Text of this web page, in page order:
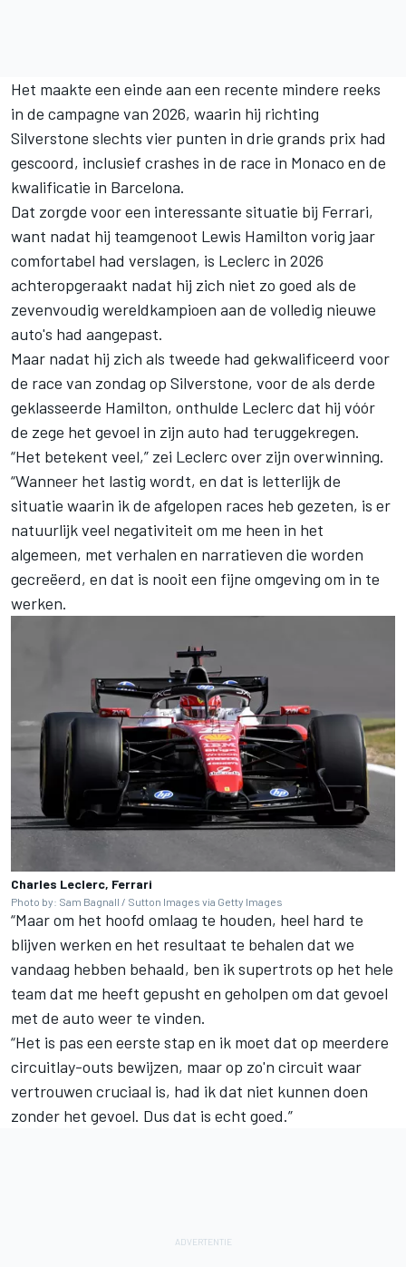
Het maakte een einde aan een recente mindere reeks
in de campagne van 2026, waarin hij richting
Silverstone slechts vier punten in drie grands prix had
gescoord, inclusief crashes in de race in Monaco en de
kwalificatie in Barcelona.
Dat zorgde voor een interessante situatie bij Ferrari,
want nadat hij teamgenoot Lewis Hamilton vorig jaar
comfortabel had verslagen, is Leclerc in 2026
achteropgeraakt nadat hij zich niet zo goed als de
zevenvoudig wereldkampioen aan de volledig nieuwe
auto's had aangepast.
Maar nadat hij zich als tweede had gekwalificeerd voor
de race van zondag op Silverstone, voor de als derde
geklasseerde Hamilton, onthulde Leclerc dat hij vóór
de zege het gevoel in zijn auto had teruggekregen.
“Het betekent veel,” zei Leclerc over zijn overwinning.
“Wanneer het lastig wordt, en dat is letterlijk de
situatie waarin ik de afgelopen races heb gezeten, is er
natuurlijk veel negativiteit om me heen in het
algemeen, met verhalen en narratieven die worden
gecreëerd, en dat is nooit een fijne omgeving om in te
werken.
Charles Leclerc, Ferrari
Photo by: Sam Bagnall / Sutton Images via Getty Images
“Maar om het hoofd omlaag te houden, heel hard te
blijven werken en het resultaat te behalen dat we
vandaag hebben behaald, ben ik supertrots op het hele
team dat me heeft gepusht en geholpen om dat gevoel
met de auto weer te vinden.
“Het is pas een eerste stap en ik moet dat op meerdere
circuitlay-outs bewijzen, maar op zo'n circuit waar
vertrouwen cruciaal is, had ik dat niet kunnen doen
zonder het gevoel. Dus dat is echt goed.”